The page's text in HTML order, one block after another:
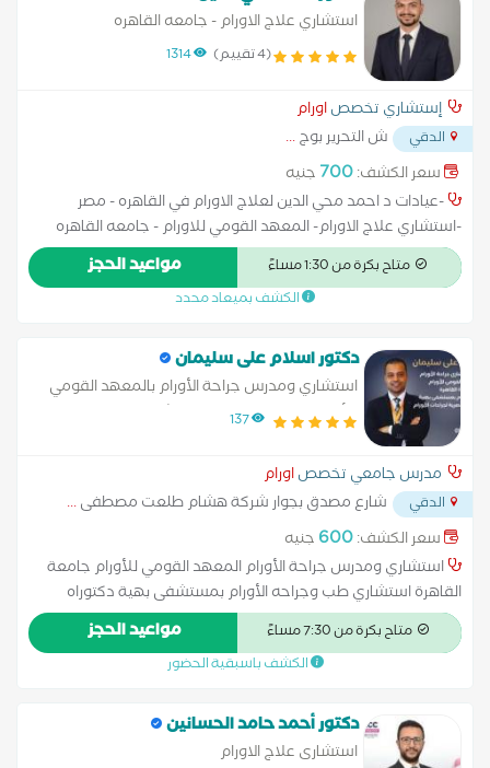
استشاري علاج الاورام - جامعه القاهره
(4 تقييم) 1314
إستشاري تخصصاورام
الدقي ش التحرير بوج...
سعر الكشف:700 جنيه
-عيادات د احمد محي الدين لعلاج الاورام في القاهره - مصر
-استشاري علاج الاورام- المعهد القومي للاورام - جامعه القاهره
الزماله البريطانيه في علاج الاورام- لندن دكتوراه في علاج الاورام نائب
مدير عام مستشفيات المعهد القومي للاورام - جامعه القاهره -عمل
الدكتور احمد في افضل مراكز علاج الاورام في مصر و انجلترا حيث
و اكبر مراكز الاورام هناك و اجتاز امتحان الزماله البريطانيه احد افضل
شهادات التخصص في الاورام علي مستوي العالم
متاح بكرة من 1:30 مساءً مواعيد الحجز
الكشف بميعاد محدد
دكتور اسلام على سليمان
استشاري ومدرس جراحة الأورام بالمعهد القومي
للأورام جامعة القاهرة ومستشفى بهية
137
مدرس جامعي تخصصاورام
الدقي شارع مصدق بجوار شركة هشام طلعت مصطفى...
سعر الكشف:600 جنيه
استشاري ومدرس جراحة الأورام المعهد القومي للأورام جامعة
القاهرة استشاري طب وجراحه الأورام بمستشفى بهية دكتوراه
جراحه الأورام كليه طب القصر العيني عضو الجمعيه المصريه لجراحات
الاورام الكشف والتدخل الجراحي لأورام: الثدي الغدد القولون الأورام
متاح بكرة من 7:30 مساءً مواعيد الحجز
الكشف باسبقية الحضور
دكتور أحمد حامد الحسانين
استشارى علاج الاورام